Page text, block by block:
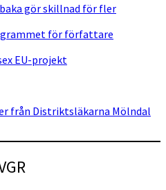
gör skillnad för fler
för författare
EU-projekt
från Distriktsläkarna Mölndal